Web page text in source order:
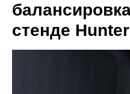
стенде Hunter